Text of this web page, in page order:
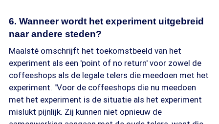
6. Wanneer wordt het experiment uitgebreid
naar andere steden?
Maalsté omschrijft het toekomstbeeld van het
experiment als een 'point of no return' voor zowel de
coffeeshops als de legale telers die meedoen met het
experiment. "Voor de coffeeshops die nu meedoen
met het experiment is de situatie als het experiment
mislukt pijnlijk. Zij kunnen niet opnieuw de